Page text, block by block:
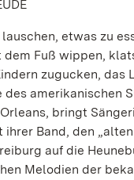
etwas zu
Fuß wippen,
zugucken, das
des amerikanischen
bringt
Band, den „alten
auf die
Melodien der